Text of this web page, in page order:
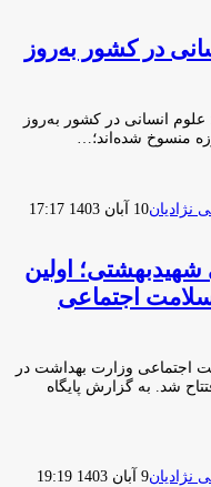
در کشور به‌روز
انسانی در کشور به‌روز
منسوخ شده‌اند؛…
10 آبان 1403 17:17
اولین
اجتماعی
اجتماعی وزارت بهداشت در
شد. به گزارش پایگاه
9 آبان 1403 19:19